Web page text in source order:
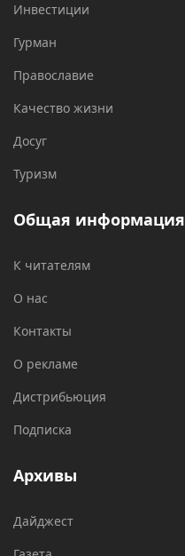
Инвестиции
Гурман
Православие
Качество жизни
Досуг
Туризм
Общая информация
К читателям
О нас
Контакты
О рекламе
Дистрибьюция
Подписка
Архивы
Дайджест